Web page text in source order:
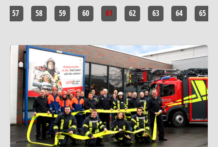
57 58 59 60 61 62 63 64 65